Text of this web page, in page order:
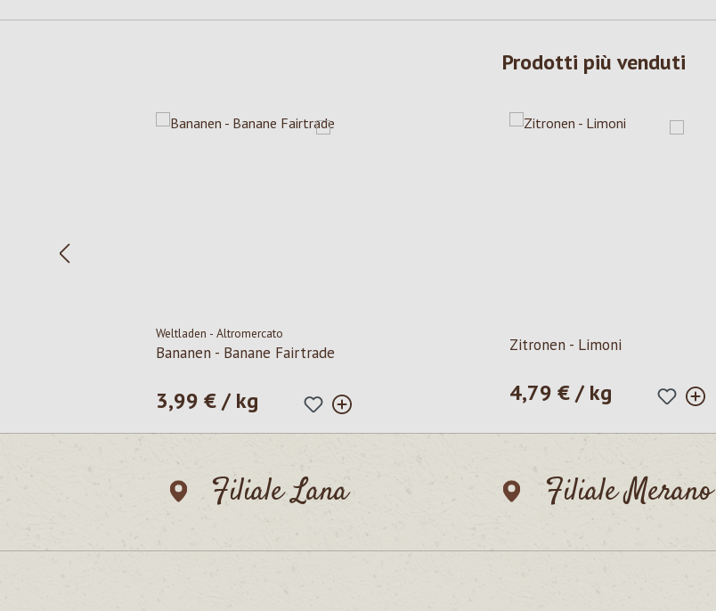
Prodotti più venduti
Weltladen - Altromercato
Bananen - Banane Fairtrade
Prezzo normale:
3,99 € / kg
Zitronen - Limoni
Prezzo normale:
4,79 € / kg
Filiale Lana Filiale Merano